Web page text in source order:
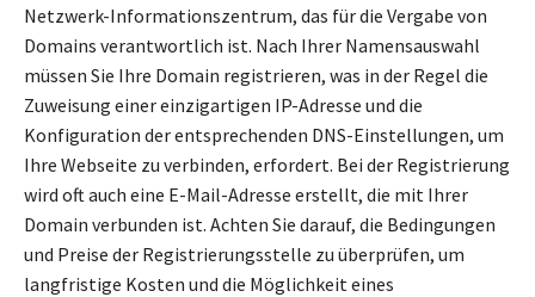
Netzwerk-Informationszentrum, das für die Vergabe von
Domains verantwortlich ist. Nach Ihrer Namensauswahl
müssen Sie Ihre Domain registrieren, was in der Regel die
Zuweisung einer einzigartigen IP-Adresse und die
Konfiguration der entsprechenden DNS-Einstellungen, um
Ihre Webseite zu verbinden, erfordert. Bei der Registrierung
wird oft auch eine E-Mail-Adresse erstellt, die mit Ihrer
Domain verbunden ist. Achten Sie darauf, die Bedingungen
und Preise der Registrierungsstelle zu überprüfen, um
langfristige Kosten und die Möglichkeit eines